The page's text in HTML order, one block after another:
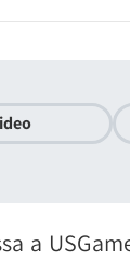
a